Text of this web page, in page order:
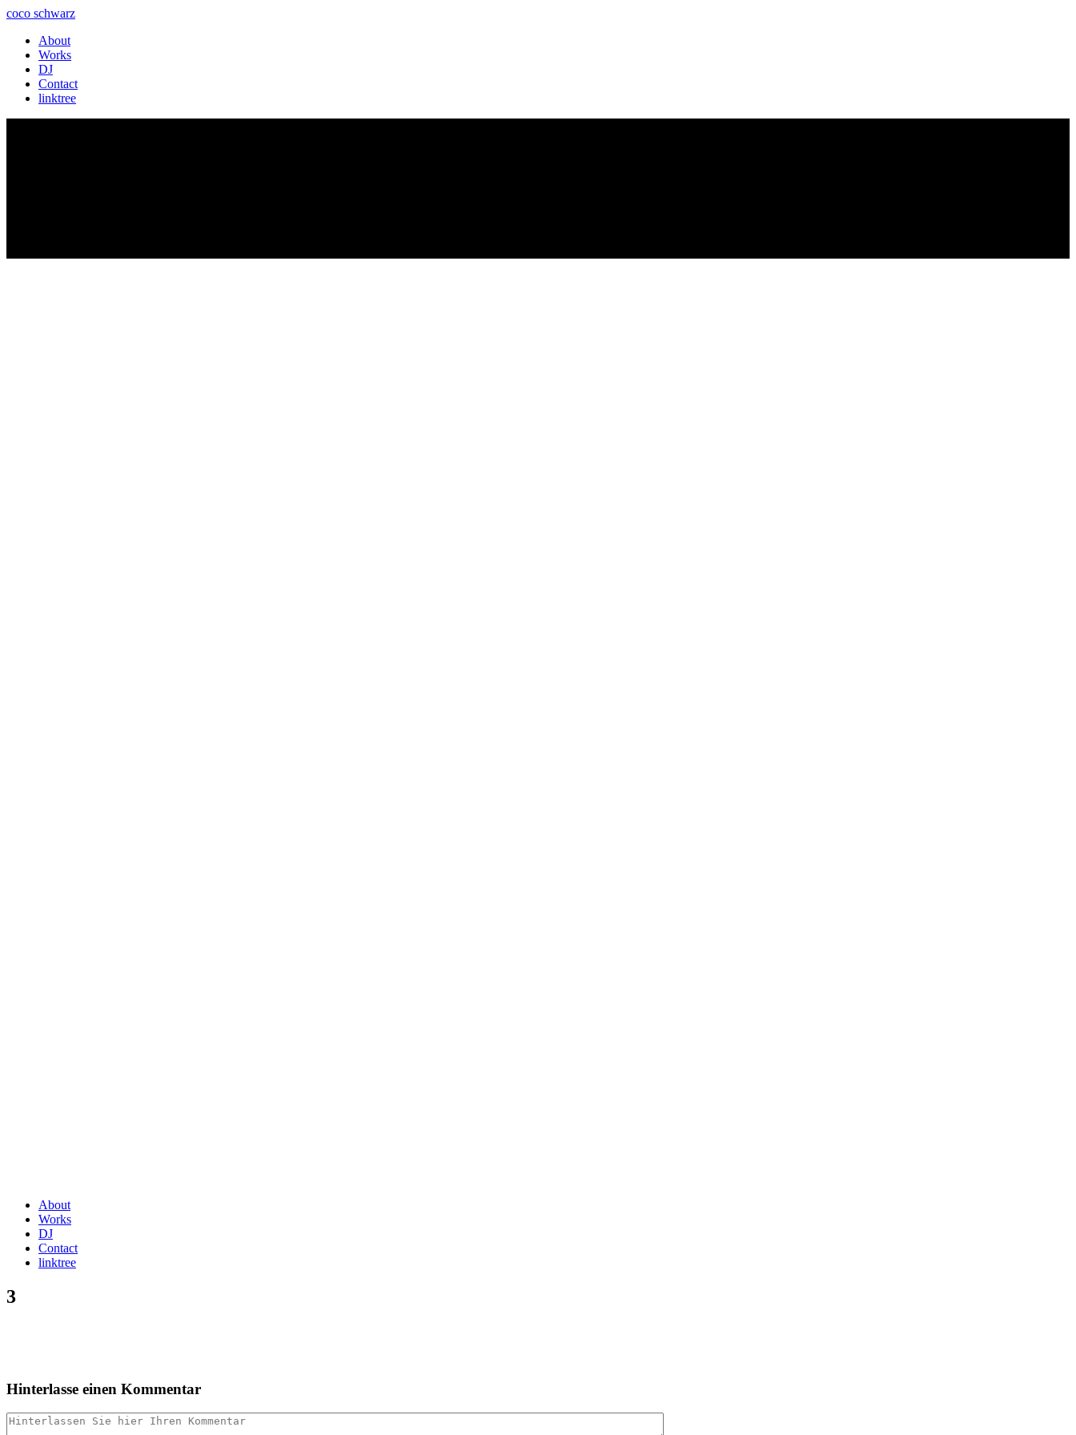
coco schwarz
About
Works
DJ
Contact
linktree
About
Works
DJ
Contact
linktree
3
Hinterlasse einen Kommentar